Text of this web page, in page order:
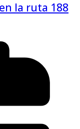
la ruta 188